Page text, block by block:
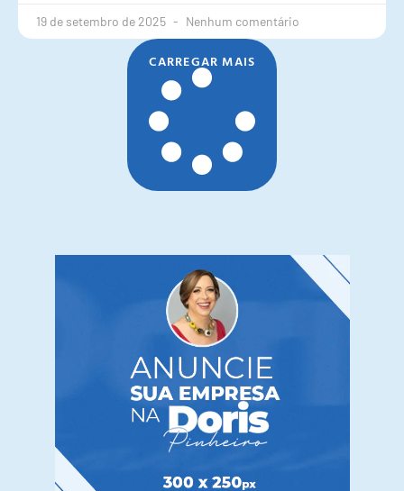
19 de setembro de 2025 Nenhum comentário
CARREGAR MAIS